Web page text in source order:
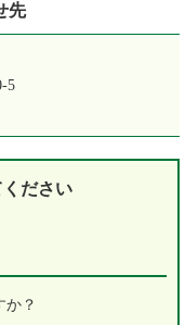
先
5
ください
か？